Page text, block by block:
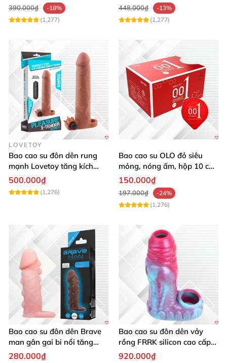
390.000₫
-18%
(1,277)
448.000₫
-13%
(1,277)
LOVETOY
Bao cao su đôn dên rung
mạnh Lovetoy tăng kích
thước siêu sướng
500.000₫
(1,276)
Bao cao su OLO đỏ siêu
mỏng, nóng ấm, hộp 10 cái
giá tốt
150.000₫
197.000₫
-24%
(1,276)
Bao cao su đôn dên Brave
man gân gai bi nổi tăng
kích thích mạnh
280.000₫
Bao cao su đôn dên vảy
rồng FRRK silicon cao cấp
đeo bìu
920.000₫